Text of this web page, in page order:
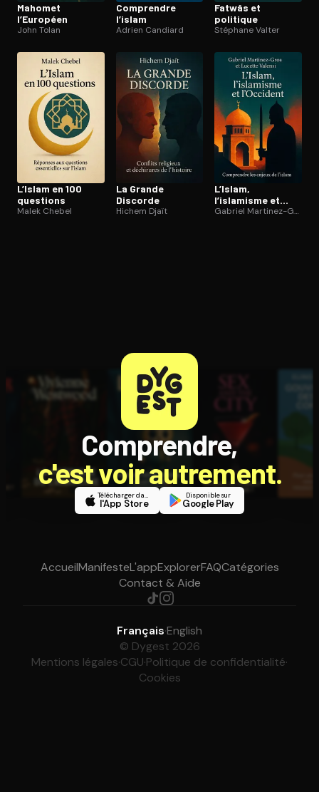
Mahomet
l’Européen
John Tolan
Comprendre
l’islam
Adrien Candiard
Fatwâs et
politique
Stéphane Valter
L’Islam en 100
questions
Malek Chebel
La Grande
Discorde
Hichem Djaït
L’Islam,
l’islamisme et
l’Occident
Gabriel Martinez-Gros
Comprendre,
c'est voir autrement.
Télécharger dans
l'App Store
Disponible sur
Google Play
AccueilManifesteL'appExplorerFAQCatégories
Contact & Aide
Français·English
© Dygest 2026
Mentions légales·CGU·Politique de confidentialité·
Cookies